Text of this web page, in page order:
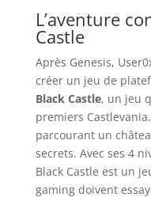
L’aventure
Castle
Après Genesis,
créer un jeu de
Black Castle, un jeu
premiers
parcourant un
secrets. Avec ses 4
Black Castle est un
gaming doivent